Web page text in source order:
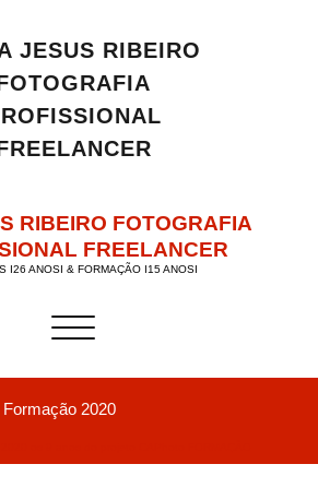
RIBEIRO FOTOGRAFIA
FREELANCER
I26 ANOSI & FORMAÇÃO I15 ANOSI
Alternar a navegação
2020